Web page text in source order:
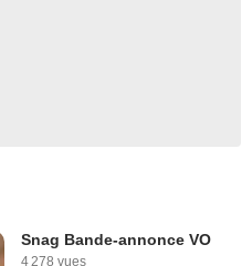
Snag Bande-annonce VO
4 278 vues